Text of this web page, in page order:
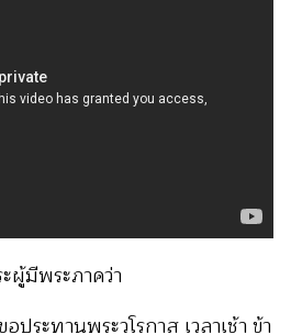
ผู้มีพระภาคว่า
ระทานพระวโรกาส เวลาเช้า ข้า